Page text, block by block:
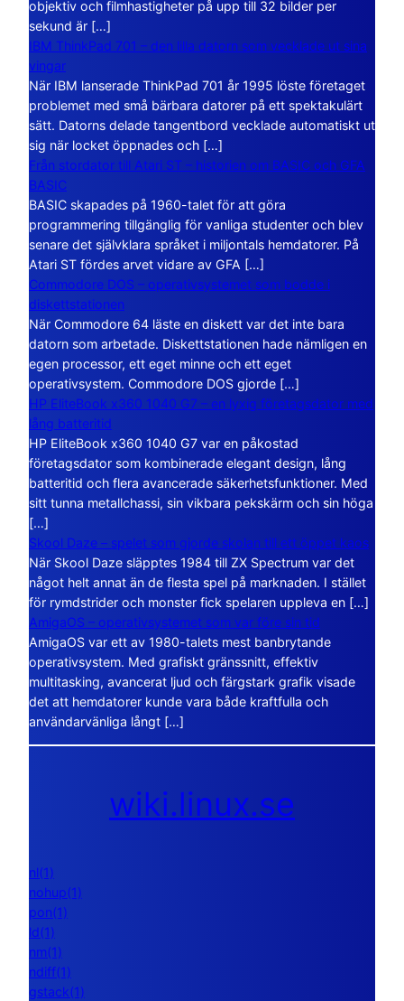
objektiv och filmhastigheter på upp till 32 bilder per
sekund är […]
IBM ThinkPad 701 – den lilla datorn som vecklade ut sina
vingar
När IBM lanserade ThinkPad 701 år 1995 löste företaget
problemet med små bärbara datorer på ett spektakulärt
sätt. Datorns delade tangentbord vecklade automatiskt ut
sig när locket öppnades och […]
Från stordator till Atari ST – historien om BASIC och GFA
BASIC
BASIC skapades på 1960-talet för att göra
programmering tillgänglig för vanliga studenter och blev
senare det självklara språket i miljontals hemdatorer. På
Atari ST fördes arvet vidare av GFA […]
Commodore DOS – operativsystemet som bodde i
diskettstationen
När Commodore 64 läste en diskett var det inte bara
datorn som arbetade. Diskettstationen hade nämligen en
egen processor, ett eget minne och ett eget
operativsystem. Commodore DOS gjorde […]
HP EliteBook x360 1040 G7 – en lyxig företagsdator med
lång batteritid
HP EliteBook x360 1040 G7 var en påkostad
företagsdator som kombinerade elegant design, lång
batteritid och flera avancerade säkerhetsfunktioner. Med
sitt tunna metallchassi, sin vikbara pekskärm och sin höga
[…]
Skool Daze – spelet som gjorde skolan till ett öppet kaos
När Skool Daze släpptes 1984 till ZX Spectrum var det
något helt annat än de flesta spel på marknaden. I stället
för rymdstrider och monster fick spelaren uppleva en […]
AmigaOS – operativsystemet som var före sin tid
AmigaOS var ett av 1980-talets mest banbrytande
operativsystem. Med grafiskt gränssnitt, effektiv
multitasking, avancerat ljud och färgstark grafik visade
det att hemdatorer kunde vara både kraftfulla och
användarvänliga långt […]
wiki.linux.se
nl(1)
nohup(1)
pon(1)
ld(1)
nm(1)
ndiff(1)
gstack(1)